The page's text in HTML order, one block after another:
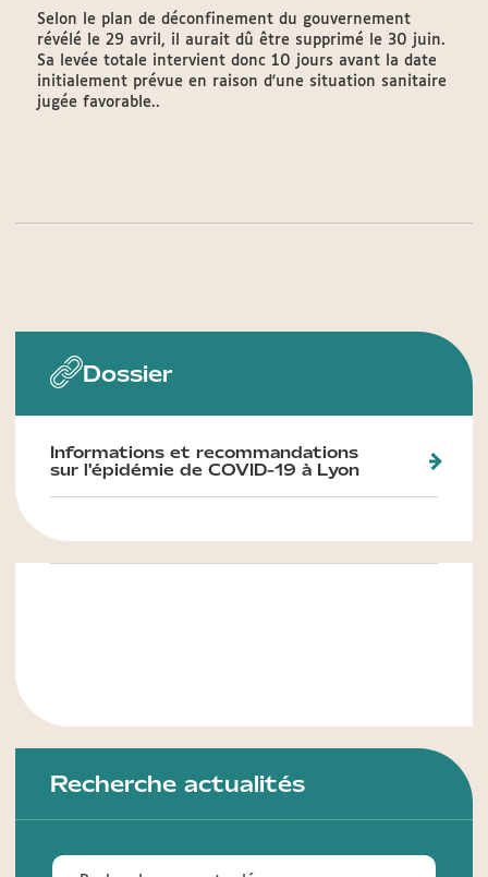
Selon le plan de déconfinement du gouvernement
révélé le 29 avril, il aurait dû être supprimé le 30 juin.
Sa levée totale intervient donc 10 jours avant la date
initialement prévue en raison d'une situation sanitaire
jugée favorable..
Dossier
Informations et recommandations
sur l'épidémie de COVID-19 à Lyon
Recherche actualités